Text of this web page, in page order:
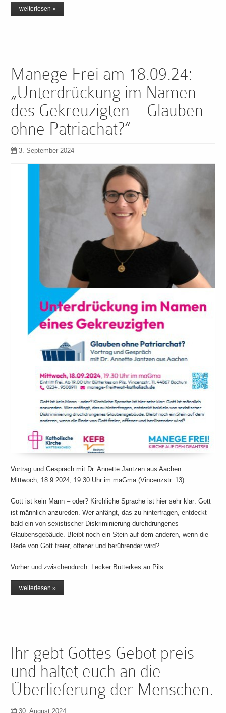
weiterlesen »
Manege Frei am 18.09.24:
„Unterdrückung im Namen
des Gekreuzigten – Glauben
ohne Patriachat?“
3. September 2024
Vortrag und Gespräch mit Dr. Annette Jantzen aus Aachen
Mittwoch, 18.9.2024, 19.30 Uhr im maGma (Vincenzstr. 13)
Gott ist kein Mann – oder? Kirchliche Sprache ist hier sehr klar: Gott
ist männlich anzureden. Wer anfängt, das zu hinterfragen, entdeckt
bald ein von sexistischer Diskriminierung durchdrungenes
Glaubensgebäude. Bleibt noch ein Stein auf dem anderen, wenn die
Rede von Gott freier, offener und berührender wird?
Vorher und zwischendurch: Lecker Bütterkes an Pils
weiterlesen »
Ihr gebt Gottes Gebot preis
und haltet euch an die
Überlieferung der Menschen.
30. August 2024